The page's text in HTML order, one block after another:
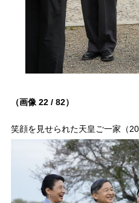
（画像 22 / 82）
笑顔を見せられた天皇ご一家（